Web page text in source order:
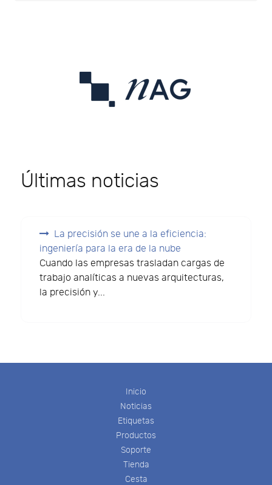
Últimas noticias
La precisión se une a la eficiencia:
ingeniería para la era de la nube
Cuando las empresas trasladan cargas de
trabajo analíticas a nuevas arquitecturas,
la precisión y...
Inicio
Noticias
Etiquetas
Productos
Soporte
Tienda
Cesta